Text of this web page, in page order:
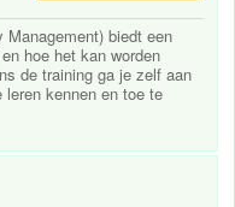
Management) biedt een
hoe het kan worden
de training ga je zelf aan
kennen en toe te